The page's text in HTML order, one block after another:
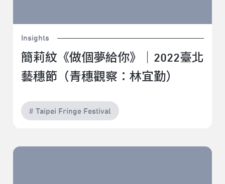
Insights
簡莉紋《做個夢給你》｜2022臺北
藝穗節（青穗觀察：林宜勤）
# Taipei Fringe Festival
有我就有趣劇團《敬止進入！》｜2022臺北藝穗節（駐